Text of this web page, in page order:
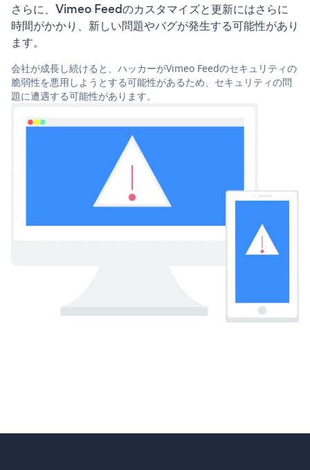
さらに、Vimeo Feedのカスタマイズと更新にはさらに
時間がかかり、新しい問題やバグが発生する可能性があり
ます。
会社が成長し続けると、ハッカーがVimeo Feedのセキュリティの
脆弱性を悪用しようとする可能性があるため、セキュリティの問
題に遭遇する可能性があります。